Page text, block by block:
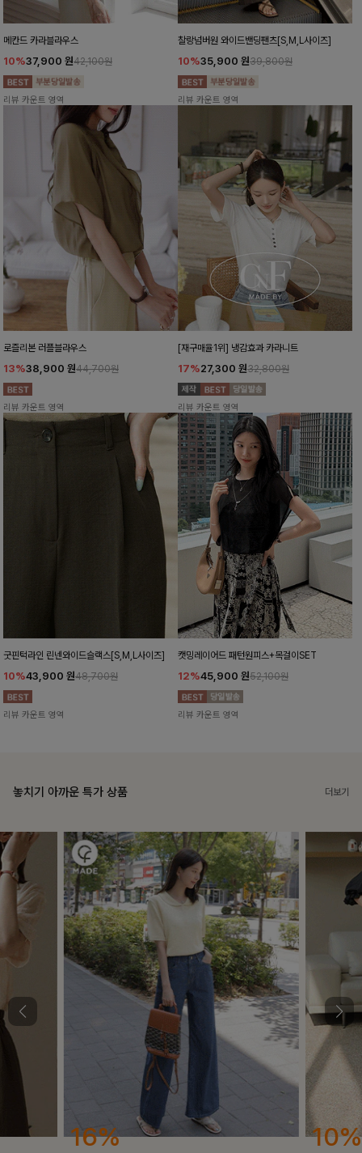
메칸드 카라블라우스
10%37,900 원42,100원
리뷰 카운트 영역
찰랑넘버원 와이드밴딩팬츠[S,M,L사이즈]
10%35,900 원39,800원
리뷰 카운트 영역
로즐리본 러플블라우스
13%38,900 원44,700원
리뷰 카운트 영역
[재구매율1위] 냉감효과 카라니트
17%27,300 원32,800원
리뷰 카운트 영역
굿핀턱라인 린넨와이드슬랙스[S,M,L사이즈]
10%43,900 원48,700원
리뷰 카운트 영역
캣밍레이어드 패턴원피스+목걸이SET
12%45,900 원52,100원
리뷰 카운트 영역
놓치기 아까운 특가 상품 더보기
10% 10%